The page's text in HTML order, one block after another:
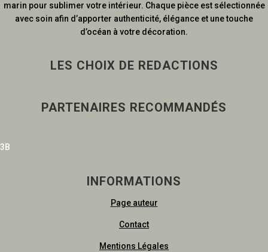
marin pour sublimer votre intérieur. Chaque pièce est sélectionnée
avec soin afin d’apporter authenticité, élégance et une touche
d’océan à votre décoration.
LES CHOIX DE REDACTIONS
PARTENAIRES RECOMMANDÉS
3B
INFORMATIONS
Page auteur
Contact
Mentions Légales